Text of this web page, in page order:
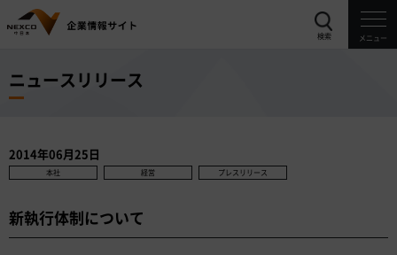
検索 メニュー
ニュースリリース
2014年06月25日
本社 経営 プレスリリース
新執行体制について